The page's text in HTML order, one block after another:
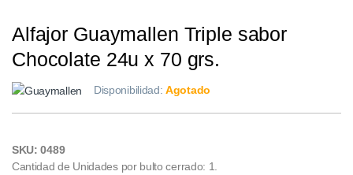
Alfajor Guaymallen Triple sabor
Chocolate 24u x 70 grs.
Disponibilidad:Agotado
SKU: 0489
Cantidad de Unidades por bulto cerrado: 1.